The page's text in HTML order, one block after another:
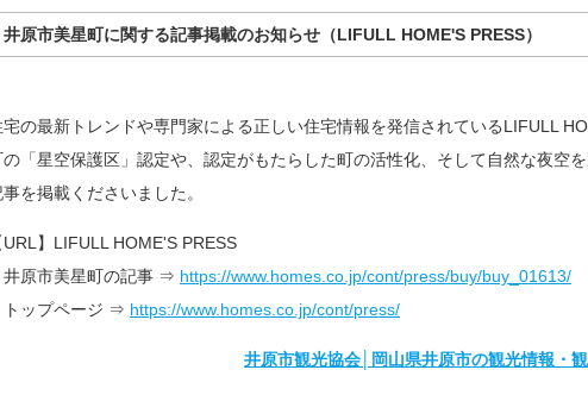
井原市美星町に関する記事掲載のお知らせ（LIFULL HOME'S PRESS）
宅の最新トレンドや専門家による正しい住宅情報を発信されているLIFULL
の「星空保護区」認定や、認定がもたらした町の活性化、そして自然な夜空
を掲載くださいました。
URL】LIFULL HOME'S PRESS
原市美星町の記事 ⇒ https://www.homes.co.jp/cont/press/buy/buy_01613/
ップページ ⇒ https://www.homes.co.jp/cont/press/
井原市観光協会│岡山県井原市の観光情報